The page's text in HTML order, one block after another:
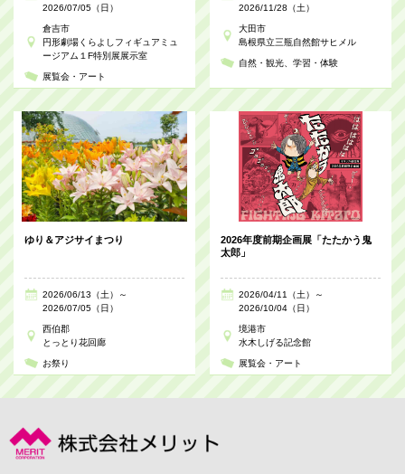
2026/07/05（日）
倉吉市
円形劇場くらよしフィギュアミュ
ージアム１F特別展展示室
展覧会・アート
2026/11/28（土）
大田市
島根県立三瓶自然館サヒメル
自然・観光 学習・体験
ゆり＆アジサイまつり
2026/06/13（土）～
2026/07/05（日）
西伯郡
とっとり花回廊
お祭り
2026年度前期企画展「たたかう鬼
太郎」
2026/04/11（土）～
2026/10/04（日）
境港市
水木しげる記念館
展覧会・アート